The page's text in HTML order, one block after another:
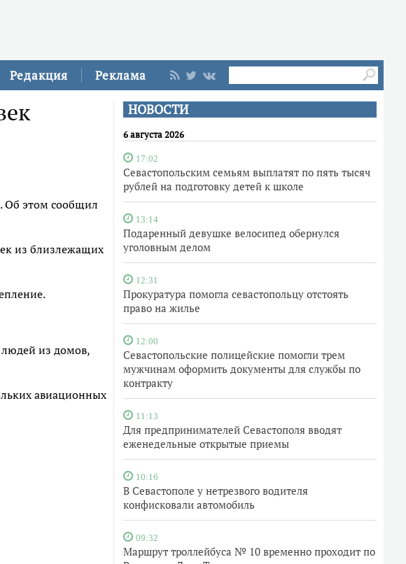
Редакция Реклама
НОВОСТИ
6 августа 2026
17:02
Севастопольским семьям выплатят по пять тысяч
рублей на подготовку детей к школе
13:14
Подаренный девушке велосипед обернулся
уголовным делом
12:31
Прокуратура помогла севастопольцу отстоять
право на жилье
12:00
Севастопольские полицейские помогли трем
мужчинам оформить документы для службы по
контракту
11:13
Для предпринимателей Севастополя вводят
еженедельные открытые приемы
10:16
В Севастополе у нетрезвого водителя
конфисковали автомобиль
09:32
Маршрут троллейбуса № 10 временно проходит по
Об этом сообщил
из близлежащих
из домов,
авиационных